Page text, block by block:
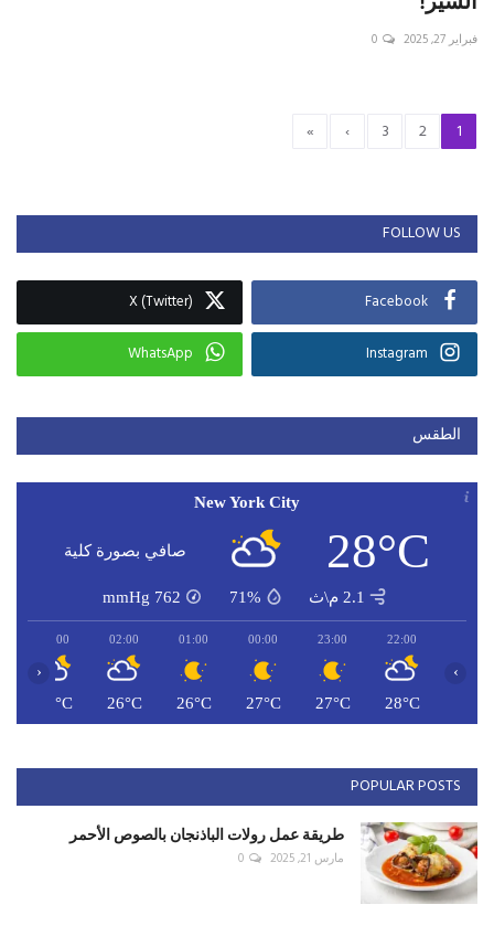
فبراير 27, 2025 0
1
2
3
›
»
FOLLOW US
Facebook
X (Twitter)
Instagram
WhatsApp
الطقس
New York City
28°C صافي بصورة كلية
2.1 م\ث 71%
762
mmHg
22:00
28°C
23:00
27°C
00:00
27°C
01:00
26°C
02:00
26°C
03:00
25°C
‹ ›
POPULAR POSTS
طريقة عمل رولات الباذنجان بالصوص الأحمر
مارس 21, 2025 0